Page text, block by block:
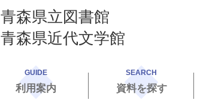
青森県立図書館
青森県近代文学館
GUIDE
利用案内
SEARCH
資料を探す